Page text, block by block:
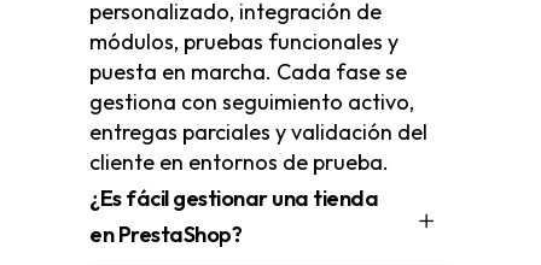
personalizado, integración de
módulos, pruebas funcionales y
puesta en marcha. Cada fase se
gestiona con seguimiento activo,
entregas parciales y validación del
cliente en entornos de prueba.
¿Es fácil gestionar una tienda
en PrestaShop?